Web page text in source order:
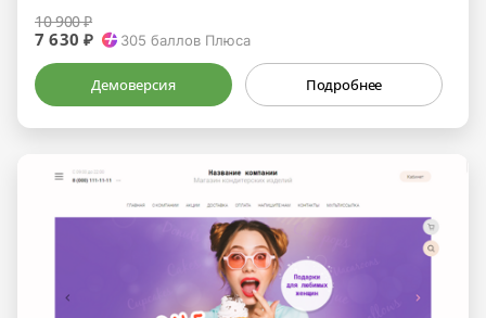
10 900 ₽
7 630 ₽ 305 баллов Плюса
Демоверсия Подробнее